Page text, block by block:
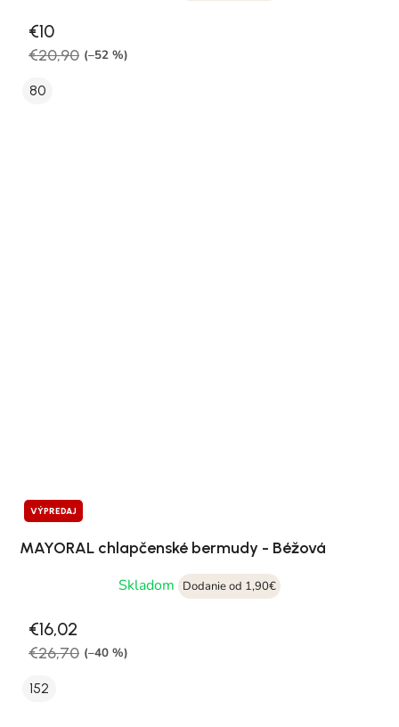
€10
€20,90 (–52 %)
80
VÝPREDAJ
MAYORAL chlapčenské bermudy - Béžová
Skladom
Dodanie od 1,90€
€16,02
€26,70 (–40 %)
152